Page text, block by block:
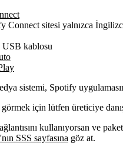
Connect sitesi yalnızca
kablosu
sistemi, Spotify
için lütfen üreticiye
kullanıyorsan ve
SSS sayfasına göz at.